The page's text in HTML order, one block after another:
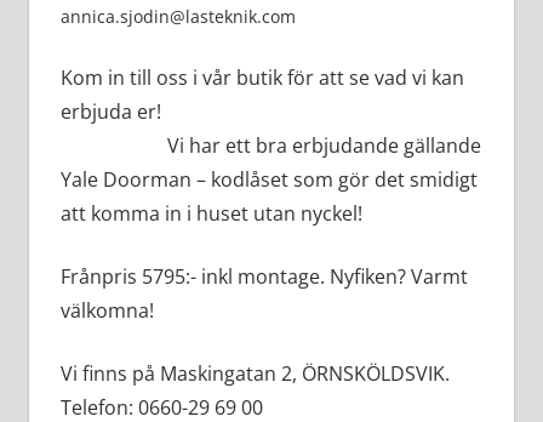
annica.sjodin@lasteknik.com
Kom in till oss i vår butik för att se vad vi kan
erbjuda er!
Vi har ett bra erbjudande gällande
Yale Doorman – kodlåset som gör det smidigt
att komma in i huset utan nyckel!
Frånpris 5795:- inkl montage. Nyfiken? Varmt
välkomna!
Vi finns på Maskingatan 2, ÖRNSKÖLDSVIK.
Telefon: 0660-29 69 00